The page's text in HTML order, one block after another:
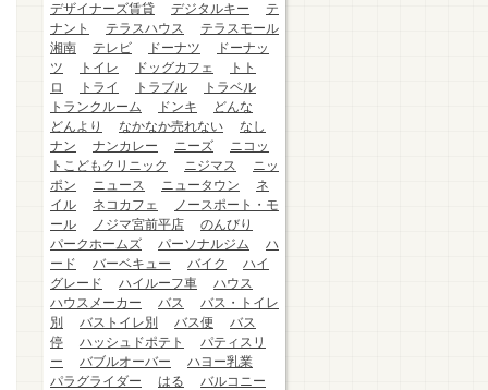
デザイナーズ賃貸
デジタルキー
テ
ナント
テラスハウス
テラスモール
湘南
テレビ ドーナツ
ドーナッ
ツ
トイレ ドッグカフェ
トト
ロ
トライ トラブル
トラベル
トランクルーム
ドンキ
どんな
どんより
なかなか売れない
なし
ナン
ナンカレー ニーズ
ニコッ
トこどもクリニック
ニジマス
ニッ
ポン
ニュース ニュータウン
ネ
イル
ネコカフェ
ノースポート・モ
ール
ノジマ宮前平店
のんびり
パークホームズ
パーソナルジム
ハ
ード
バーベキュー バイク
ハイ
グレード
ハイルーフ車
ハウス
ハウスメーカー
バス
バス・トイレ
別
バストイレ別 バス便
バス
停
ハッシュドポテト
パティスリ
ー
バブルオーバー
ハヨー乳業
パラグライダー
はる
バルコニー